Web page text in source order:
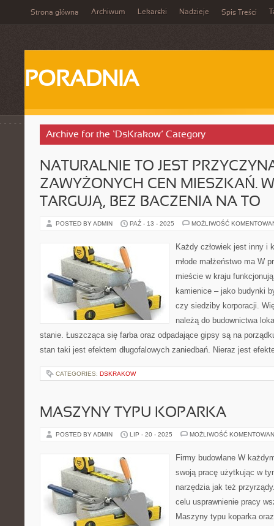
Strona główna Archiwum Lekarski Nadzieje Spis Treści
PORADNIA
Archive for the ‘DsKrakow’ Category
NATURALNIE TO JEST
ZAWYŻONYCH CEN MIESZKAŃ.
TARGUJĄ, BEZ BACZENIA NA TO
POSTED BY ADMIN PAŹ - 13 - 2025 MOŻLIWOŚĆ
Każdy człowiek jest inny i
młode małżeństwo ma W
mieście w kraju
kamienice – jako budynki
czy siedziby korporacji.
należą do budownictwa
stanie. Łuszcząca się farba oraz odpadające gipsy są na
stan taki jest efektem długofalowych zaniedbań. Nieraz jest
CATEGORIES: DSKRAKOW
MASZYNY TYPU KOPARKA
POSTED BY ADMIN LIP - 20 - 2025 MOŻLIWOŚĆ
Firmy budowlane W
swoją pracę użytkując w
narzędzia jak też
celu usprawnienie pracy
Maszyny typu koparka